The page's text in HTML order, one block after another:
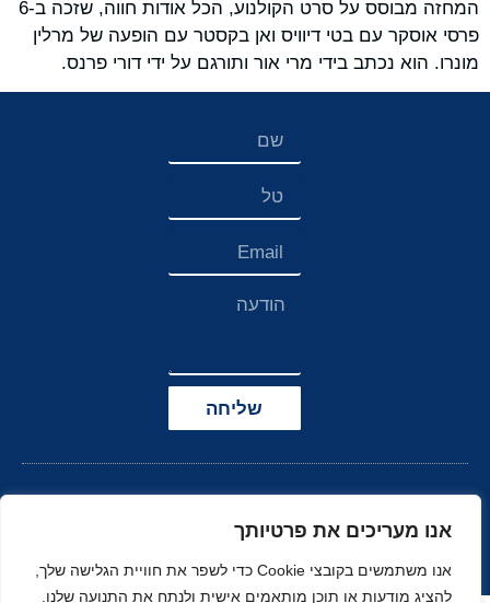
אנו מעריכים את פרטיותך
אנו משתמשים בקובצי Cookie כדי לשפר את חוויית הגלישה שלך,
להציג מודעות או תוכן מותאמים אישית ולנתח את התנועה שלנו.
המחזה מבוסס על סרט הקולנוע, הכל אודות חווה, שזכה ב-6
פרסי אוסקר עם בטי דיוויס ואן בקסטר עם הופעה של מרלין
מונרו. הוא נכתב בידי מרי אור ותורגם על ידי דורי פרנס.
שליחה